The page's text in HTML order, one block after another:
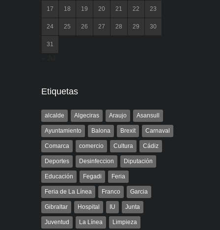
17 18 19 20 21 22 23
24 25 26 27 28 29 30
31
Etiquetas
alcalde Algeciras Araujo Asansull
Ayuntamiento Balona Brexit Carnaval
Comarca comercio Cultura Cádiz
Deportes Desinfeccion Diputación
Educación Fegadi Feria
Feria de La Línea Franco Garcia
Gibraltar Hospital IU Junta
Juventud La Línea Limpieza